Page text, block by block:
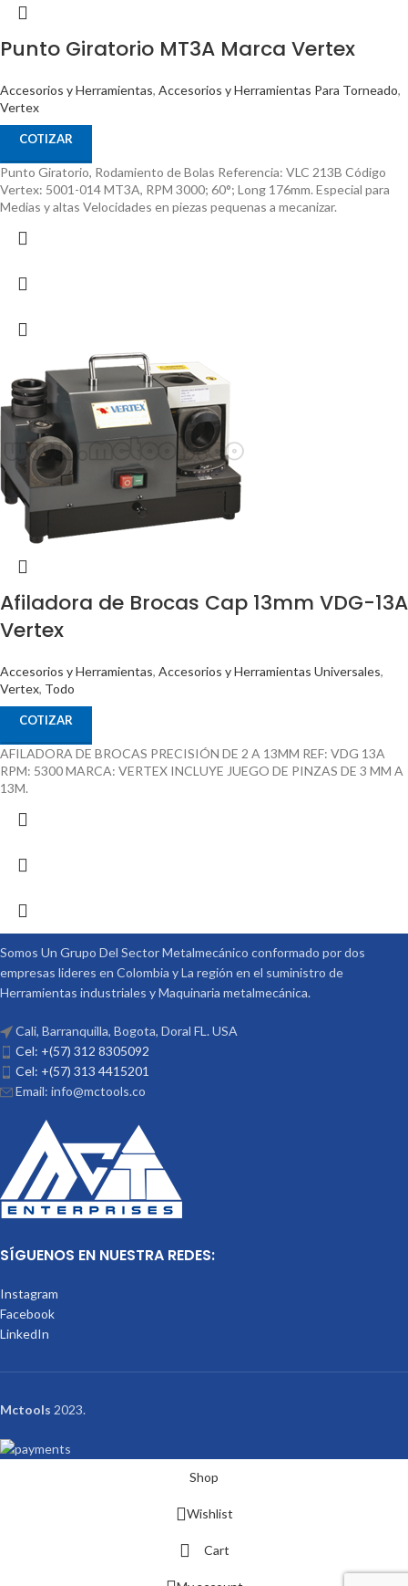
Punto Giratorio MT3A Marca Vertex
Accesorios y Herramientas, Accesorios y Herramientas Para Torneado,
Vertex
COTIZAR
Punto Giratorio, Rodamiento de Bolas Referencia: VLC 213B Código
Vertex: 5001-014 MT3A, RPM 3000; 60°; Long 176mm. Especial para
Medias y altas Velocidades en piezas pequenas a mecanizar.
Afiladora de Brocas Cap 13mm VDG-13A
Vertex
Accesorios y Herramientas, Accesorios y Herramientas Universales,
Vertex, Todo
COTIZAR
AFILADORA DE BROCAS PRECISIÓN DE 2 A 13MM REF: VDG 13A
RPM: 5300 MARCA: VERTEX INCLUYE JUEGO DE PINZAS DE 3 MM A
13M.
Somos Un Grupo Del Sector Metalmecánico conformado por dos
empresas lideres en Colombia y La región en el suministro de
Herramientas industriales y Maquinaria metalmecánica.
Cali, Barranquilla, Bogota, Doral FL. USA
Cel: +(57) 312 8305092
Cel: +(57) 313 4415201
Email: info@mctools.co
SÍGUENOS EN NUESTRA REDES:
Instagram
Facebook
LinkedIn
Mctools 2023.
Shop
Wishlist
Cart